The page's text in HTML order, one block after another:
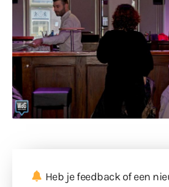
Heb je feedback of een